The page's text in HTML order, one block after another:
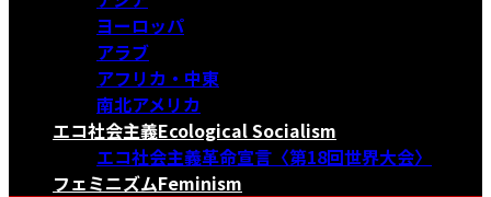
ヨーロッパ
アラブ
アフリカ・中東
南北アメリカ
エコ社会主義Ecological Socialism
エコ社会主義革命宣言〈第18回世界大会〉
フェミニズムFeminism